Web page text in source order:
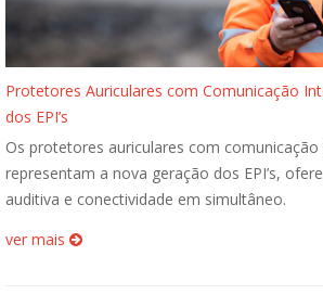
Protetores Auriculares com Comunicação
dos EPI’s
Os protetores auriculares com comunicação
representam a nova geração dos EPI’s,
auditiva e conectividade em simultâneo.
ver mais